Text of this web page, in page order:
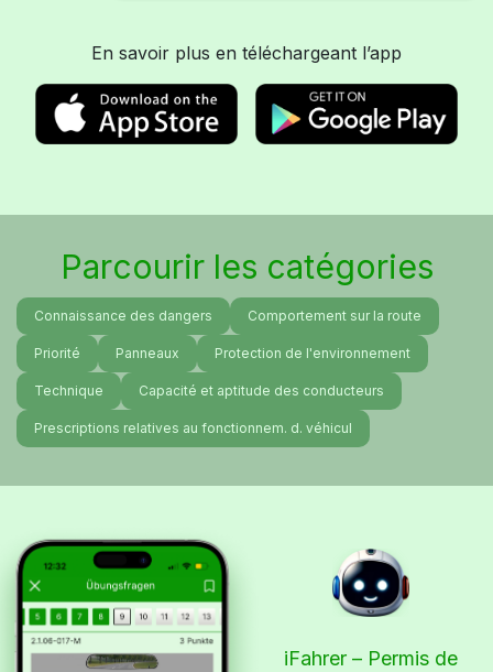
En savoir plus en téléchargeant l’app
Parcourir les catégories
Connaissance des dangers Comportement sur la route
Priorité Panneaux Protection de l'environnement
Technique Capacité et aptitude des conducteurs
Prescriptions relatives au fonctionnem. d. véhicul
iFahrer – Permis de